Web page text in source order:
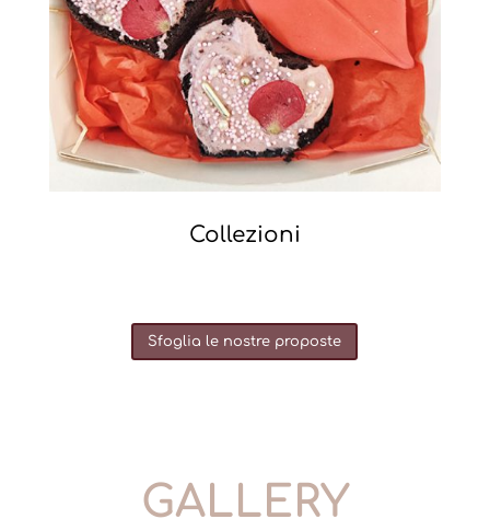
Collezioni
Sfoglia le nostre proposte
GALLERY